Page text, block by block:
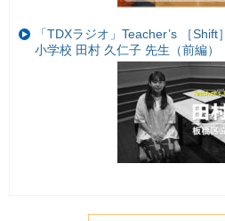
「TDXラジオ」Teacher’s ［
小学校 田村 久仁子 先生（前編）